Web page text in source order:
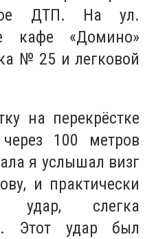
ДТП. На ул.
кафе «Домино»
№ 25 и легковой
на перекрёстке
100 метров
я услышал визг
и практически
удар, слегка
Этот удар был